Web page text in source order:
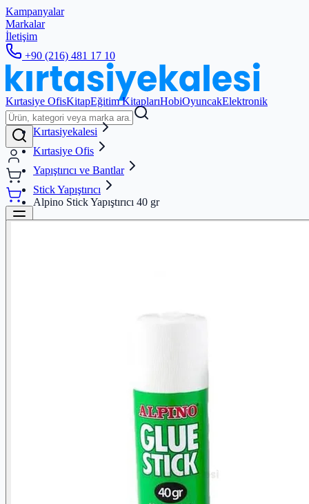
Kampanyalar
Markalar
İletişim
+90 (216) 481 17 10
Kırtasiye OfisKitapEğitim KitaplarıHobiOyuncakElektronik
Kırtasiyekalesi
Kırtasiye Ofis
Yapıştırıcı ve Bantlar
Stick Yapıştırıcı
Alpino Stick Yapıştırıcı 40 gr